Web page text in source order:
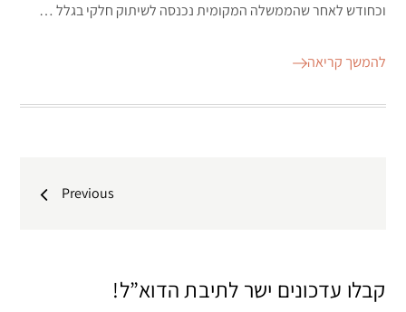
וכחודש לאחר שהממשלה המקומית נכנסה לשיתוק חלקי בגלל …
להמשך קריאה
Previous
קבלו עדכונים ישר לתיבת הדוא”ל!